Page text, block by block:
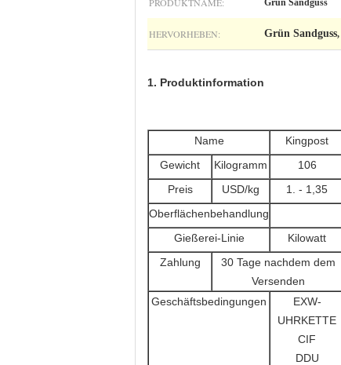
Grün Sandguss
HERVORHEBEN: Grün Sandguss,
1. Produktinformation
Name Kingpost
Gewicht
Kilogramm 106
Preis
USD/kg 1. - 1,35
Oberflächenbehandlung
Gießerei-Linie
Kilowatt
Zahlung
30 Tage nachdem dem
Versenden
Geschäftsbedingungen
EXW-
UHRKETTE
CIF
DDU